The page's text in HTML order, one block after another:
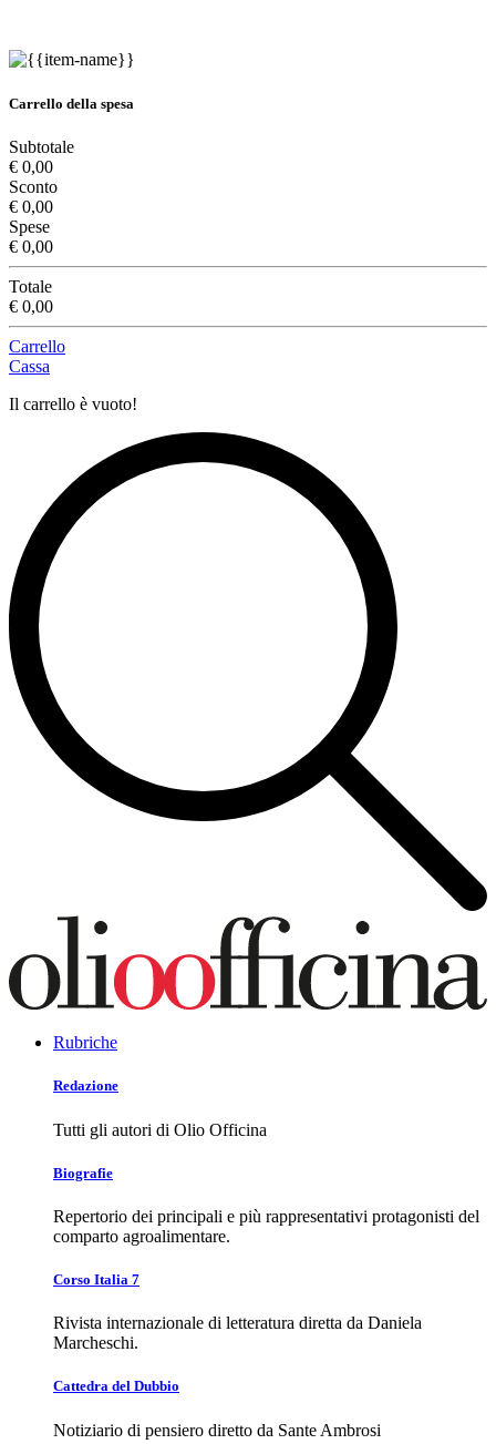
Carrello della spesa
Subtotale
€ 0,00
Sconto
€ 0,00
Spese
€ 0,00
Totale
€ 0,00
Carrello
Cassa
Il carrello è vuoto!
Rubriche
Redazione
Tutti gli autori di Olio Officina
Biografie
Repertorio dei principali e più rappresentativi protagonisti del
comparto agroalimentare.
Corso Italia 7
Rivista internazionale di letteratura diretta da Daniela
Marcheschi.
Cattedra del Dubbio
Notiziario di pensiero diretto da Sante Ambrosi